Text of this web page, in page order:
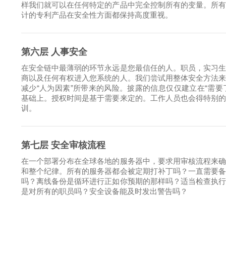
样我们就可以在任何特定的产品中完全控制所有的变量。所
计的专利产品在安全性方面都保持高度重视。
第六层 人事安全
在安全链中最薄弱的环节永远是您最信任的人。职员，实习
商以及任何有权进入您系统的人。我们尝试用整体安全方法
减少“人为因素”所带来的风险。披露的信息仅仅建立在“需要
基础上。授权时间是基于需要来定的。工作人员也会得特别
训。
第七层 安全审核流程
在一个部署分布在全球各地的服务器中，要求用审核流程来
和整个纪律。所有的服务器都会被定期打补丁吗？一直需要
吗？离线备份是循环进行正如你预期的那样吗？适当检查执
是对所有的职员吗？安全设备能及时发出警告吗？